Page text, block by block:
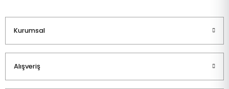
Kurumsal
Alışveriş